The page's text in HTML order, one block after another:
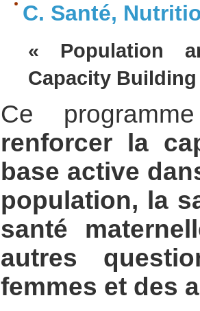
C. Santé,
« Population
Capacity
Ce
renforcer la
base active
population, la
santé
autres
femmes et des